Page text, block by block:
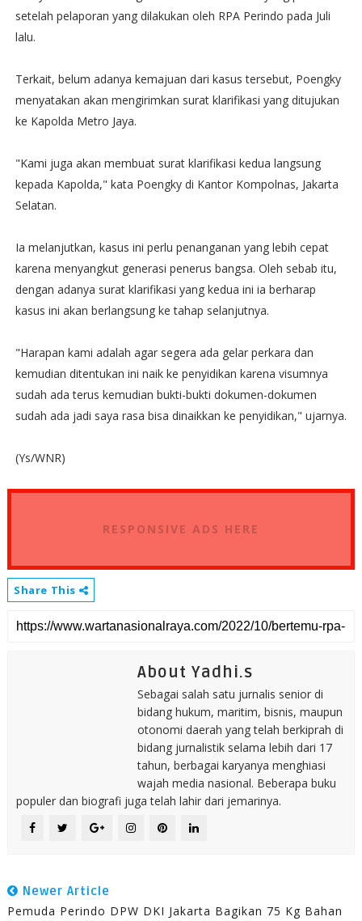
setelah pelaporan yang dilakukan oleh RPA Perindo pada Juli
lalu.
Terkait, belum adanya kemajuan dari kasus tersebut, Poengky
menyatakan akan mengirimkan surat klarifikasi yang ditujukan
ke Kapolda Metro Jaya.
"Kami juga akan membuat surat klarifikasi kedua langsung
kepada Kapolda," kata Poengky di Kantor Kompolnas, Jakarta
Selatan.
Ia melanjutkan, kasus ini perlu penanganan yang lebih cepat
karena menyangkut generasi penerus bangsa. Oleh sebab itu,
dengan adanya surat klarifikasi yang kedua ini ia berharap
kasus ini akan berlangsung ke tahap selanjutnya.
"Harapan kami adalah agar segera ada gelar perkara dan
kemudian ditentukan ini naik ke penyidikan karena visumnya
sudah ada terus kemudian bukti-bukti dokumen-dokumen
sudah ada jadi saya rasa bisa dinaikkan ke penyidikan," ujarnya.
(Ys/WNR)
RESPONSIVE ADS HERE
Share This
About Yadhi.s
Sebagai salah satu jurnalis senior di
bidang hukum, maritim, bisnis, maupun
otonomi daerah yang telah berkiprah di
bidang jurnalistik selama lebih dari 17
tahun, berbagai karyanya menghiasi
wajah media nasional. Beberapa buku
populer dan biografi juga telah lahir dari jemarinya.
Newer Article
Pemuda Perindo DPW DKI Jakarta Bagikan 75 Kg Bahan